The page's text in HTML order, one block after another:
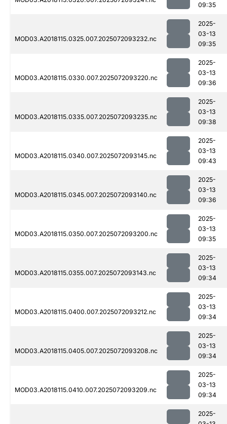
09:35
MOD03.A2018115.0325.007.2025072093232.nc
2025-
03-13
09:35
MOD03.A2018115.0330.007.2025072093220.nc
2025-
03-13
09:36
MOD03.A2018115.0335.007.2025072093235.nc
2025-
03-13
09:38
MOD03.A2018115.0340.007.2025072093145.nc
2025-
03-13
09:43
MOD03.A2018115.0345.007.2025072093140.nc
2025-
03-13
09:36
MOD03.A2018115.0350.007.2025072093200.nc
2025-
03-13
09:35
MOD03.A2018115.0355.007.2025072093143.nc
2025-
03-13
09:34
MOD03.A2018115.0400.007.2025072093212.nc
2025-
03-13
09:34
MOD03.A2018115.0405.007.2025072093208.nc
2025-
03-13
09:34
MOD03.A2018115.0410.007.2025072093209.nc
2025-
03-13
09:34
2025-